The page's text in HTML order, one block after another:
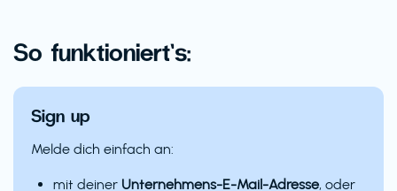
So funktioniert’s:
Sign up
Melde dich einfach an:
mit deiner Unternehmens-E-Mail-Adresse, oder